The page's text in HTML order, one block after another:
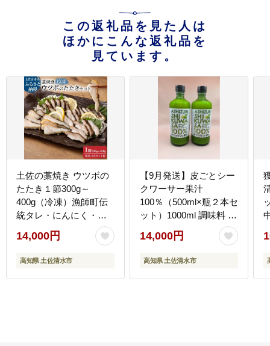
この返礼品を見た人は
ほかにこんな返礼品を
見ています。
土佐の藁焼き ウツボの
たたき１節300g～
400g（冷凍）漁師町伝
統タレ・にんにく・ネ
ギ付 うつぼ 刺身 さしみ
淡白 白身 高知 タタキ
つまみ 酒の肴 グルメ 珍
【R00399】
14,000円
高知県 土佐清水市
【9月発送】皮ごとシー
クワーサー果汁
100％（500ml×瓶２本セ
ット）1000ml 調味料 飲
料 飲み物 お酒 酒 さけ
シークワーサー シーク
アーサー 果実 柑橘類
定 先行予約【R00360】
14,000円
高知県 土佐清水市